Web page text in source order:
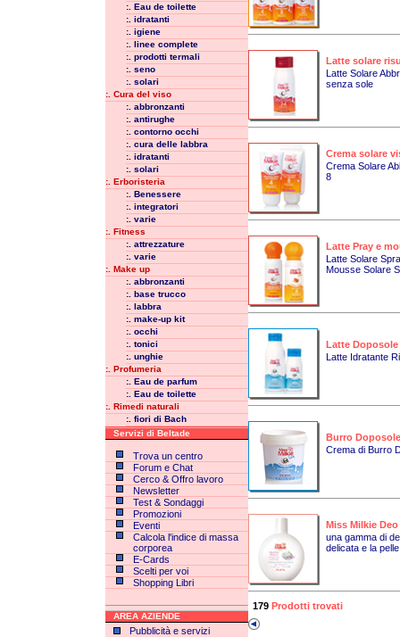
:. Eau de toilette
:. idratanti
:. igiene
:. linee complete
:. prodotti termali
:. seno
:. solari
:. Cura del viso
:. abbronzanti
:. antirughe
:. contorno occhi
:. cura delle labbra
:. idratanti
:. solari
:. Erboristeria
:. Benessere
:. integratori
:. varie
:. Fitness
:. attrezzature
:. varie
:. Make up
:. abbronzanti
:. base trucco
:. labbra
:. make-up kit
:. occhi
:. tonici
:. unghie
:. Profumeria
:. Eau de parfum
:. Eau de toilette
:. Rimedi naturali
:. fiori di Bach
Servizi di Beltade
Trova un centro
Forum e Chat
Cerco & Offro lavoro
Newsletter
Test & Sondaggi
Promozioni
Eventi
Calcola l'indice di massa
corporea
E-Cards
Scelti per voi
Shopping Libri
AREA AZIENDE
Pubblicità e servizi
Latte solare
Latte Solare
senza sole
Crema solare
Crema Solare
8
Latte Pray e
Latte Solare
Mousse Solare
Latte Doposole
Latte Idratante
Burro
Crema di Burro
Miss Milkie Deo
una gamma di
delicata e la
179 Prodotti trovati